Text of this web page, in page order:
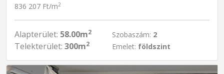
836 207 Ft/m2
Alapterület: 58.00m2
Telekterület: 300m2
Szobaszám: 2
Emelet: földszint